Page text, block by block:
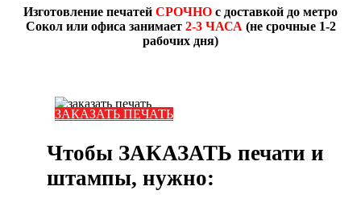
Изготовление печатей СРОЧНО с доставкой до метро
Сокол или офиса занимает 2-3 ЧАСА(не срочные 1-2
рабочих дня)
ЗАКАЗАТЬ ПЕЧАТЬ
Чтобы ЗАКАЗАТЬ печати и
штампы, нужно: